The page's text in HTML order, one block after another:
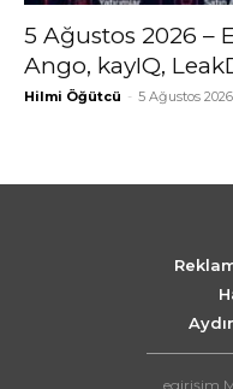
5 Ağustos 2026 –
Ango, kayIQ,
Hilmi Öğütcü - 5 Ağustos 2026
egirişim